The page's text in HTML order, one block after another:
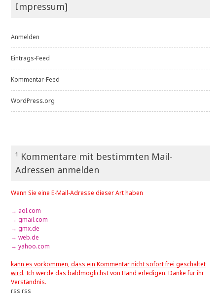
Impressum]
Anmelden
Eintrags-Feed
Kommentar-Feed
WordPress.org
¹ Kommentare mit bestimmten Mail-
Adressen anmelden
Wenn Sie eine E-Mail-Adresse dieser Art haben
→ aol.com
→ gmail.com
→ gmx.de
→ web.de
→ yahoo.com
kann es vorkommen, dass ein Kommentar nicht sofort frei geschaltet
wird. Ich werde das baldmöglichst von Hand erledigen. Danke für ihr
Verständnis.
rss rss